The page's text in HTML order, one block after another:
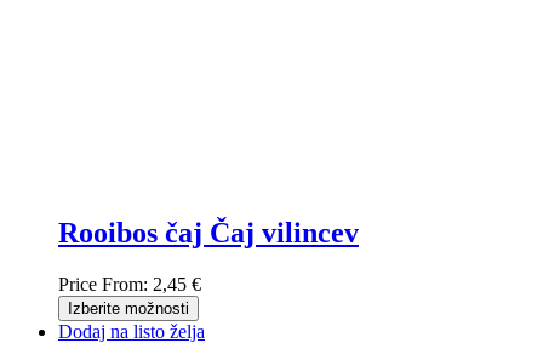
Rooibos čaj Čaj vilincev
Price From: 2,45 €
Izberite možnosti
Dodaj na listo želja